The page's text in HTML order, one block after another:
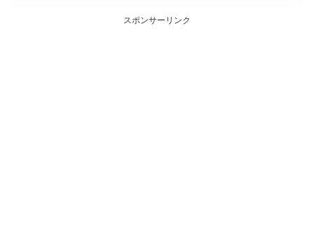
喚起・申込停止)など、空売り関
連情報を集計し、図解でわかり
喚起・申込停止)など、空売り関
連情報を集計し、図解でわかり
スポンサーリンク